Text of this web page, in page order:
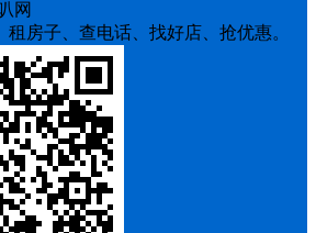
网
房子、查电话、找好店、抢优惠。